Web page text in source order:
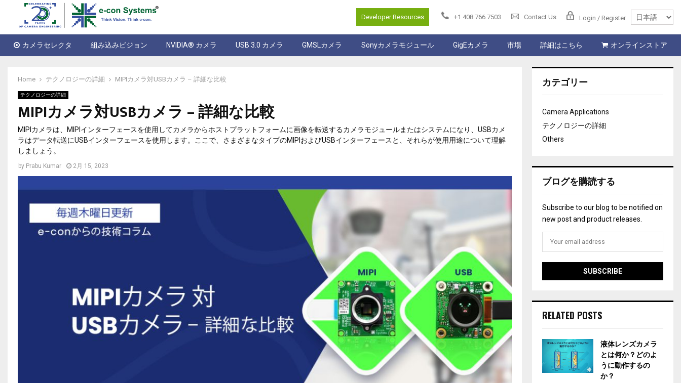
Developer Resources +1 408 766 7503 Contact Us Login / Register
カメラセレクタ 組み込みビジョン NVIDIA® カメラ USB 3.0 カメラ GMSLカメラ Sonyカメラモジュール GigEカメラ 市場 詳細はこちら オンラインストア
Home テクノロジーの詳細 MIPIカメラ対USBカメラ – 詳細な比較
テクノロジーの詳細
MIPIカメラ対USBカメラ – 詳細な比較
MIPIカメラは、MIPIインターフェースを使用してカメラからホストプラットフォームに画像を転送するカメラモジュールまたはシステムになり、USBカメ
ラはデータ転送にUSBインターフェースを使用します。ここで、さまざまなタイプのMIPIおよびUSBインターフェースと、それらが使用用途について理解
しましょう。
by Prabu Kumar 2月 15, 2023
カテゴリー
Camera Applications
テクノロジーの詳細
Others
ブログを購読する
Subscribe to our blog to be notified on
new post and product releases.
RELATED POSTS
液体レンズカメラ
とは何か？どのよ
うに動作するの
か？